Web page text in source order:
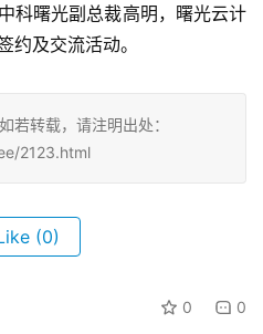
科曙光副总裁高明，曙光云计
约及交流活动。
若转载，请注明出处：
2123.html
(0)
0 0